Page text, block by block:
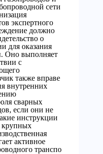
сети
экспертного
должно
о
для оказания
Оно выполняет
с
также вправе
внутренних
сварных
если они не
инструкции
крупных
активное
транспо